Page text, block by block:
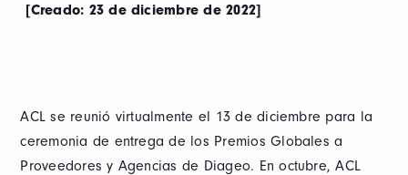
[Creado: 23 de diciembre de 2022]
ACL se reunió virtualmente el 13 de diciembre para la
ceremonia de entrega de los Premios Globales a
Proveedores y Agencias de Diageo. En octubre, ACL